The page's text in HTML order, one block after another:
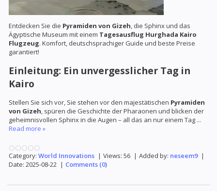
Entdecken Sie die Pyramiden von Gizeh, die Sphinx und das
Ägyptische Museum mit einem Tagesausflug Hurghada Kairo
Flugzeug. Komfort, deutschsprachiger Guide und beste Preise
garantiert!
Einleitung: Ein unvergesslicher Tag in
Kairo
Stellen Sie sich vor, Sie stehen vor den majestätischen Pyramiden
von Gizeh, spüren die Geschichte der Pharaonen und blicken der
geheimnisvollen Sphinx in die Augen – all das an nur einem Tag ...
Read more »
Category: World Innovations | Views: 56 | Added by: neseem9 |
Date: 2025-08-22 | Comments (0)